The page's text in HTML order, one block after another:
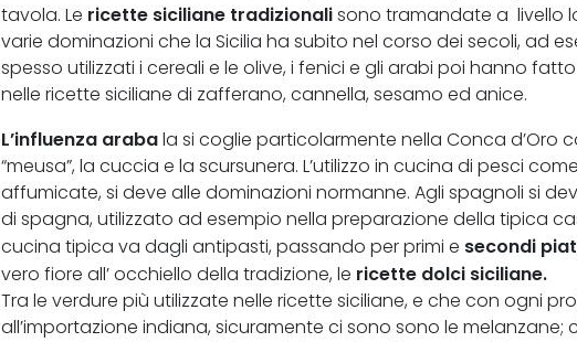
tavola. Le ricette siciliane tradizionali sono tramandate a livello
varie dominazioni che la Sicilia ha subito nel corso dei secoli, ad
spesso utilizzati i cereali e le olive, i fenici e gli arabi poi hanno
nelle ricette siciliane di zafferano, cannella, sesamo ed anice.
L’influenza araba la si coglie particolarmente nella Conca d’Oro
“meusa”, la cuccia e la scursunera. L’utilizzo in cucina di pesci
affumicate, si deve alle dominazioni normanne. Agli spagnoli si
di spagna, utilizzato ad esempio nella preparazione della tipica
cucina tipica va dagli antipasti, passando per primi e secondi
vero fiore all’ occhiello della tradizione, le ricette dolci siciliane.
Tra le verdure più utilizzate nelle ricette siciliane, e che con ogni
all’importazione indiana, sicuramente ci sono sono le melanzane;